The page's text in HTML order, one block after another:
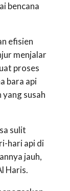
bencana
efisien
menjalar
proses
bara api
susah
sulit
hari api di
jauh,
Haris.